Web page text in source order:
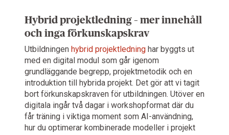
Hybrid projektledning – mer innehåll
och inga förkunskapskrav
Utbildningen hybrid projektledning har byggts ut
med en digital modul som går igenom
grundläggande begrepp, projektmetodik och en
introduktion till hybrida projekt. Det gör att vi tagit
bort förkunskapskraven för utbildningen. Utöver en
digitala ingår två dagar i workshopformat där du
får träning i viktiga moment som AI-användning,
hur du optimerar kombinerade modeller i projekt